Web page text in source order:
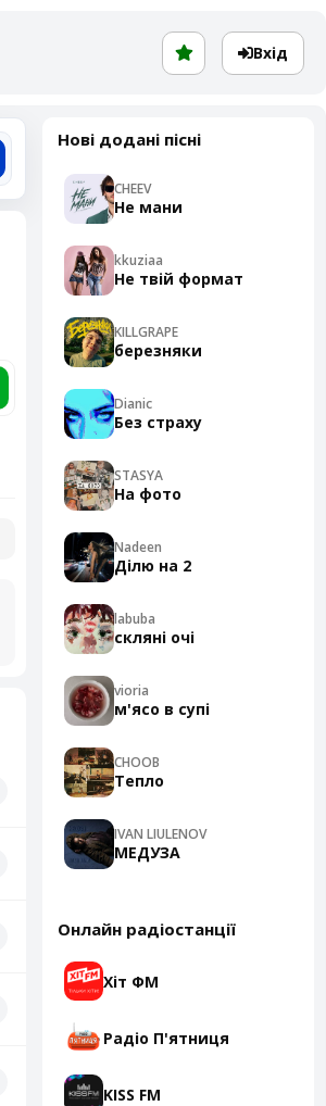
Вхід
Нові додані пісні
CHEEV
Не мани
kkuziaa
Не твій формат
KILLGRAPE
березняки
Dianic
Без страху
STASYA
На фото
Nadeen
Ділю на 2
labuba
скляні очі
vioria
м'ясо в супі
CHOOB
Тепло
IVAN LIULENOV
МЕДУЗА
Онлайн радіостанції
Хіт ФМ
Радіо П'ятниця
KISS FM